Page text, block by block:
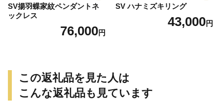
SV揚羽蝶家紋ペンダントネ
ックレス
76,000円
SV ハナミズキリング
43,000円
この返礼品を見た人は
こんな返礼品も見ています